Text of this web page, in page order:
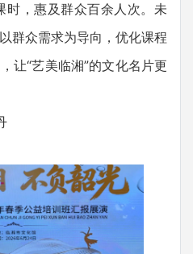
，惠及群众百余人次。未
群众需求为导向，优化课程
让“艺美临湘”的文化名片更